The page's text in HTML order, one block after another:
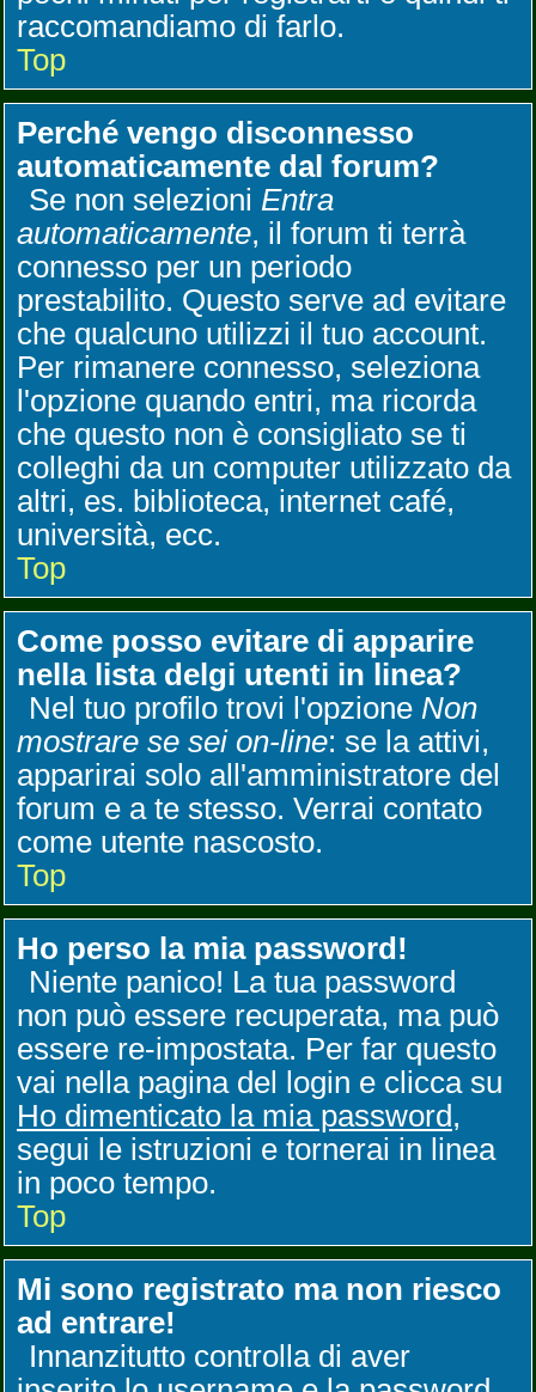
raccomandiamo di farlo.
Top
Perché vengo disconnesso
automaticamente dal forum?
Se non selezioni Entra
automaticamente, il forum ti terrà
connesso per un periodo
prestabilito. Questo serve ad evitare
che qualcuno utilizzi il tuo account.
Per rimanere connesso, seleziona
l'opzione quando entri, ma ricorda
che questo non è consigliato se ti
colleghi da un computer utilizzato da
altri, es. biblioteca, internet café,
università, ecc.
Top
Come posso evitare di apparire
nella lista delgi utenti in linea?
Nel tuo profilo trovi l'opzione Non
mostrare se sei on-line: se la attivi,
apparirai solo all'amministratore del
forum e a te stesso. Verrai contato
come utente nascosto.
Top
Ho perso la mia password!
Niente panico! La tua password
non può essere recuperata, ma può
essere re-impostata. Per far questo
vai nella pagina del login e clicca su
Ho dimenticato la mia password,
segui le istruzioni e tornerai in linea
in poco tempo.
Top
Mi sono registrato ma non riesco
ad entrare!
Innanzitutto controlla di aver